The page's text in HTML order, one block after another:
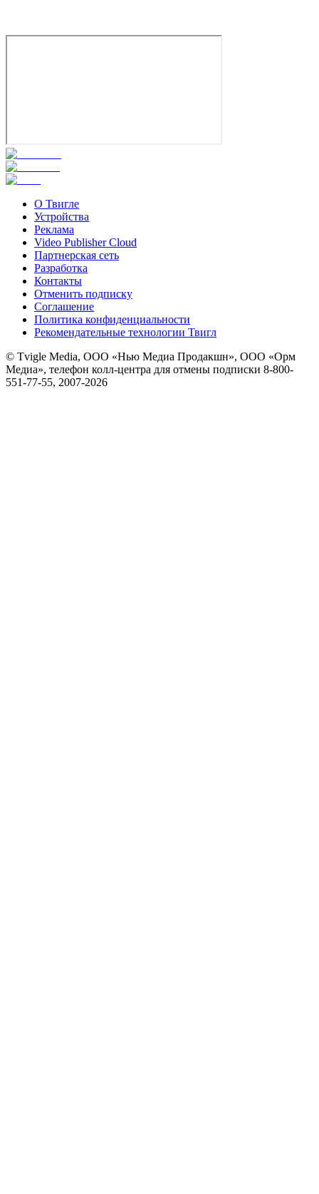
О Твигле
Устройства
Реклама
Video Publisher Cloud
Партнерская сеть
Разработка
Контакты
Отменить подписку
Соглашение
Политика конфиденциальности
Рекомендательные технологии Твигл
© Tvigle Media, ООО «Нью Медиа Продакшн», ООО «Орм
Медиа», телефон колл-центра для отмены подписки 8-800-
551-77-55, 2007-2026